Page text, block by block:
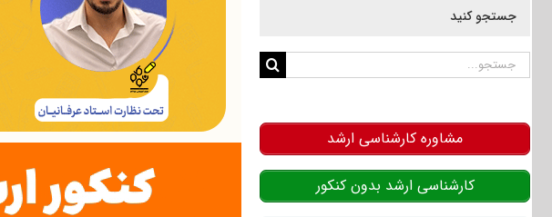
جستجو کنید
جستجو
مشاوره کارشناسی ارشد
کارشناسی ارشد بدون کنکور